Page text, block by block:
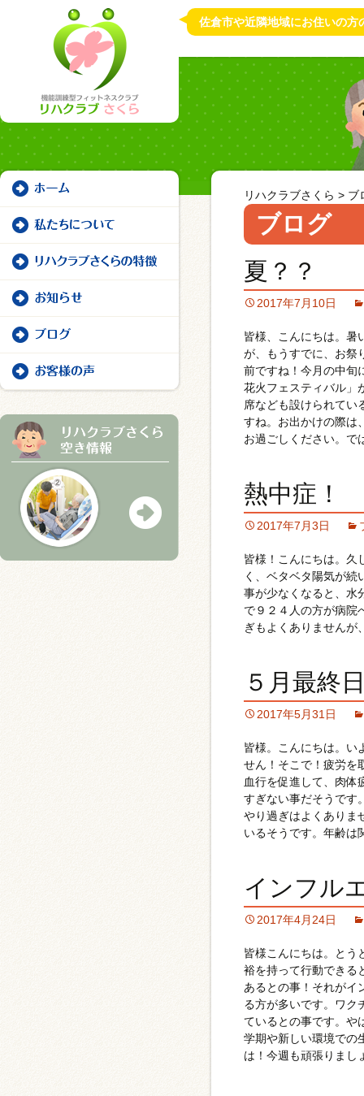
佐倉市や近隣地域にお住いの方
リハクラブさくら > ブ
ブログ
夏？？
2017年7月10日
皆様、こんにちは。暑
が、もうすでに、お祭
前ですね！今月の中旬
花火フェスティバル」
席なども設けられてい
すね。お出かけの際は
お過ごしください。で
熱中症！
2017年7月3日
皆様！こんにちは。久
く、ベタベタ陽気が
事が少なくなると、水
で９２４人の方が病院
ぎもよくありませんが
５月最終
2017年5月31日
皆様。こんにちは。い
せん！そこで！疲労を
血行を促進して、肉体
すぎない事だそうです
やり過ぎはよくありま
いるそうです。年齢は
インフル
2017年4月24日
皆様こんにちは。とう
裕を持って行動できる
あるとの事！それがイ
る方が多いです。ワク
ているとの事です。や
学期や新しい環境での
は！今週も頑張りまし